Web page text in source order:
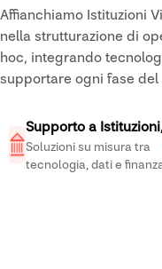
Affianchiamo Istituzioni
nella strutturazione di
hoc, integrando
supportare ogni fase
Supporto a
Vigilati e Large
Corporate
Soluzioni su misura tra
tecnologia, dati e